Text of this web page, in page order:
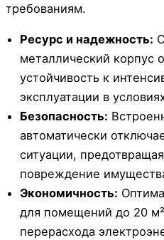
требованиям.
Ресурс и надежность:
металлический корпус
устойчивость к
эксплуатации в
Безопасность:
автоматически
ситуации,
повреждение
Экономичность:
для помещений до 20
перерасхода